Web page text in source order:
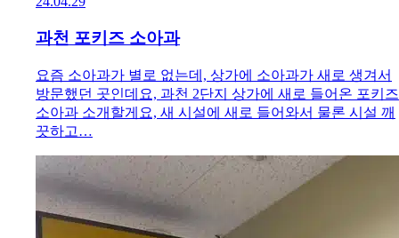
과천 포키즈 소아과
요즘 소아과가 별로 없는데, 상가에 소아과가 새로 생겨서
방문했던 곳인데요, 과천 2단지 상가에 새로 들어온 포키즈
소아과 소개할게요, 새 시설에 새로 들어와서 물론 시설 깨
끗하고…